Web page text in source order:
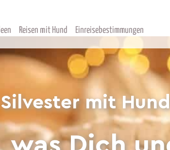
Reisen mit Hund Einreisebestimmungen
mit Hund